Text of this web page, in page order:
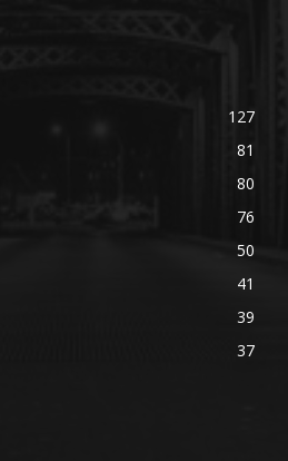
127
81
80
76
50
41
39
37